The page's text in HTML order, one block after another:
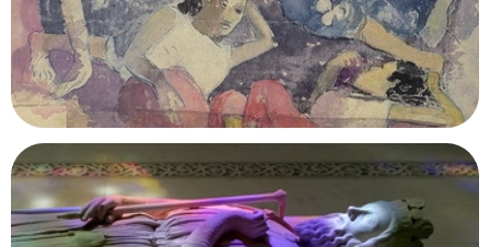
Pavillon des Reptiles
Paris